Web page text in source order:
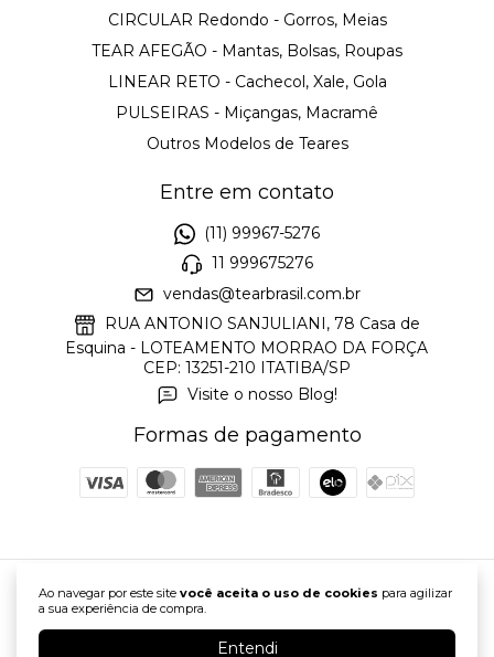
Ao navegar por este site você aceita o uso de cookies para agilizar
a sua experiência de compra.
Entendi
CIRCULAR Redondo - Gorros, Meias
TEAR AFEGÃO - Mantas, Bolsas, Roupas
LINEAR RETO - Cachecol, Xale, Gola
PULSEIRAS - Miçangas, Macramê
Outros Modelos de Teares
Entre em contato
(11) 99967-5276
11 999675276
vendas@tearbrasil.com.br
RUA ANTONIO SANJULIANI, 78 Casa de
Esquina - LOTEAMENTO MORRAO DA FORÇA
CEP: 13251-210 ITATIBA/SP
Visite o nosso Blog!
Formas de pagamento
Tear Manual - Loja Tear Brasil
©2026. Tear Brasil - 24821148000155. Todos os direitos reservados.